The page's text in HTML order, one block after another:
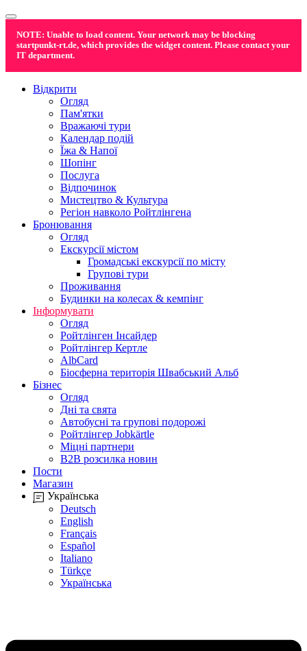
NOTE: Unable to load content. Your network may be blocking
startpunkt-rt.de, which provides the widget content. Please contact your
IT department.
Відкрити
Огляд
Пам'ятки
Вражаючі тури
Календар подій
Їжа & Напої
Шопінг
Послуга
Відпочинок
Мистецтво & Культура
Регіон навколо Ройтлінгена
Бронювання
Огляд
Екскурсії містом
Громадські екскурсії по місту
Групові тури
Проживання
Будинки на колесах & кемпінг
Інформувати
Огляд
Ройтлінген Інсайдер
Ройтлінгер Кертле
AlbCard
Біосферна територія Швабський Альб
Бізнес
Огляд
Дні та свята
Автобусні та групові подорожі
Ройтлінгер Jobkärtle
Міцні партнери
B2B розсилка новин
Пости
Магазин
Українська
Deutsch
English
Français
Español
Italiano
Türkçe
Українська